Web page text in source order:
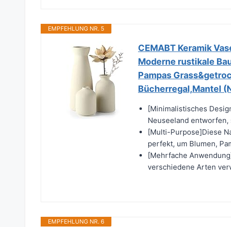
EMPFEHLUNG NR. 5
CEMABT Keramik
Moderne rustikale
Pampas
Bücherregal,Mantel
[Minimalistisches
Neuseeland entworfen,
[Multi-Purpose]Diese
perfekt, um Blumen,
[Mehrfache
verschiedene Arten
EMPFEHLUNG NR. 6